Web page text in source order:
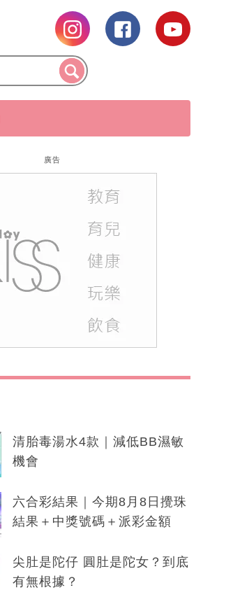
廣告
清胎毒湯水4款｜減低BB濕敏
機會
六合彩結果｜今期8月8日攪珠
結果＋中獎號碼＋派彩金額
尖肚是陀仔 圓肚是陀女？到底
有無根據？